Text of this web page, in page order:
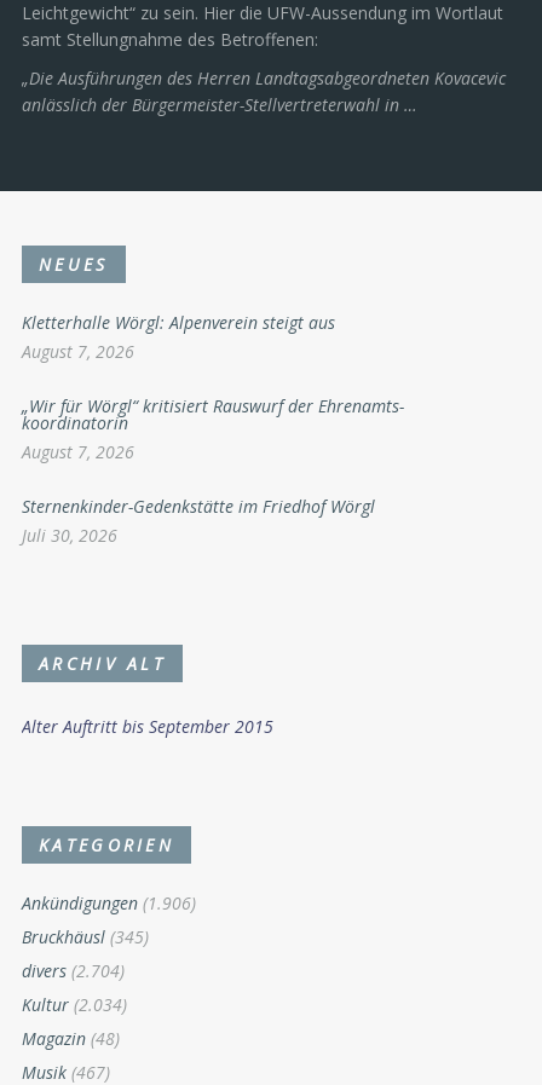
Leichtgewicht“ zu sein. Hier die UFW-Aussendung im Wortlaut
samt Stellungnahme des Betroffenen:
„Die Ausführungen des Herren Landtagsabgeordneten Kovacevic
anlässlich der Bürgermeister-Stellvertreterwahl in …
NEUES
Kletterhalle Wörgl: Alpenverein steigt aus
August 7, 2026
„Wir für Wörgl“ kritisiert Rauswurf der Ehrenamts-
koordinatorin
August 7, 2026
Sternenkinder-Gedenkstätte im Friedhof Wörgl
Juli 30, 2026
ARCHIV ALT
Alter Auftritt bis September 2015
KATEGORIEN
Ankündigungen (1.906)
Bruckhäusl (345)
divers (2.704)
Kultur (2.034)
Magazin (48)
Musik (467)